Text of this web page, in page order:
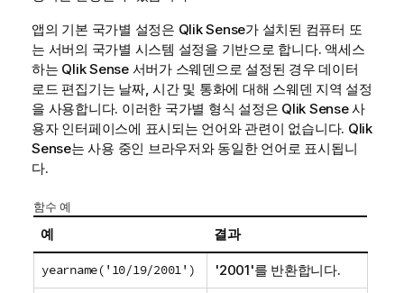
앱의 기본 국가별 설정은 Qlik Sense가 설치된 컴퓨터 또
는 서버의 국가별 시스템 설정을 기반으로 합니다. 액세스
하는 Qlik Sense서버가 스웨덴으로 설정된 경우 데이터
로드 편집기는 날짜, 시간 및 통화에 대해 스웨덴 지역 설정
을 사용합니다. 이러한 국가별 형식 설정은 Qlik Sense사
용자 인터페이스에 표시되는 언어와 관련이 없습니다. Qlik
Sense는 사용 중인 브라우저와 동일한 언어로 표시됩니
다.
함수 예
예 결과
yearname('10/19/2001') '2001'를 반환합니다.